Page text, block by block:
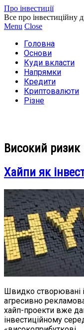
Про інвестиції
Все про інвестиційну
Menu Close
Головна
Основи
Куди вкласти
Напрямки
Кредити
Криптовалюти
Різне
Високий ризик
Хайпи як
Швидко створювані
агресивно
хайп-проекти вже
інвестиційному